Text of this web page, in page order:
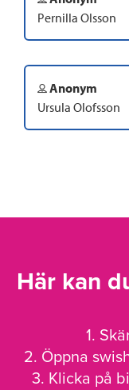
Pernilla Olsson
Anonym
Ursula Olofsson
Här kan
1.
2. Öppna
3. Klicka på